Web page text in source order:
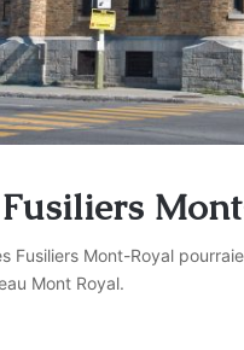
Fusiliers Mont-Royal
Mont Royal.